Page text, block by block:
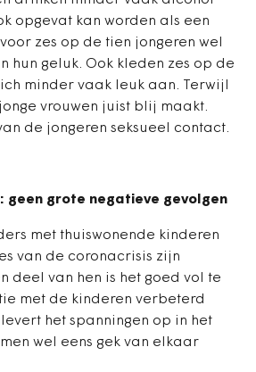
opgevat kan worden als een
zes op de tien jongeren wel
hun geluk. Ook kleden zes op de
minder vaak leuk aan. Terwijl
vrouwen juist blij maakt.
de jongeren seksueel contact.
geen grote negatieve gevolgen
met thuiswonende kinderen
van de coronacrisis zijn
deel van hen is het goed vol te
met de kinderen verbeterd
het spanningen op in het
wel eens gek van elkaar